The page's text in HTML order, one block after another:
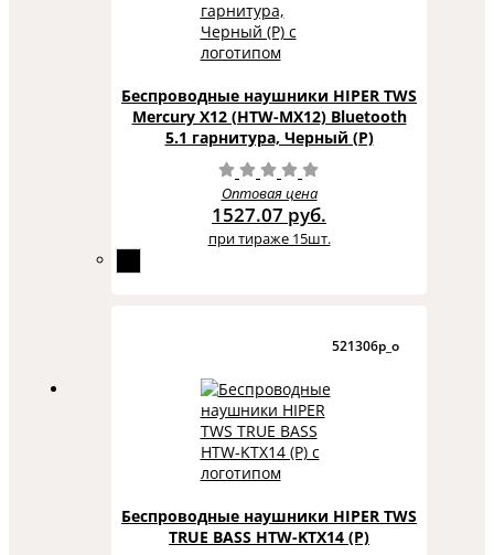
Беспроводные наушники HIPER TWS
Mercury X12 (HTW-MX12) Bluetooth
5.1 гарнитура, Черный (Р)
Оптовая цена
1527.07 руб.
при тираже 15шт.
521306p_o
Беспроводные наушники HIPER TWS
TRUE BASS HTW-KTX14 (Р)